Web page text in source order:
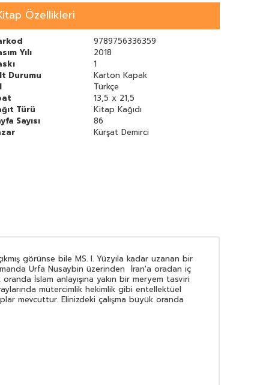
Özellikleri
9789756336359
Yılı
2018
1
Durumu
Karton Kapak
Türkçe
13,5 x 21,5
Türü
Kitap Kağıdı
Sayısı
86
Kürşat Demirci
görünse bile MS. I. Yüzyıla kadar uzanan bir
Urfa Nusaybin üzerinden İran'a oradan iç
İslam anlayışına yakın bir meryem tasviri
mütercimlik hekimlik gibi entellektüel
mevcuttur. Elinizdeki çalışma büyük oranda